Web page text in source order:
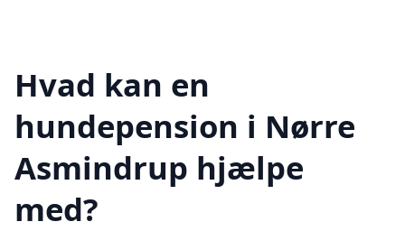
Hvad kan en
hundepension i Nørre
Asmindrup hjælpe
med?